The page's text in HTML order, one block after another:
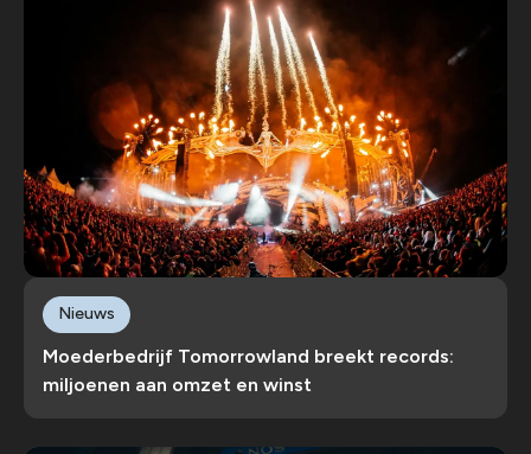
Moederbedrijf Tomorrowland breekt records:
miljoenen aan omzet en winst
Nieuws